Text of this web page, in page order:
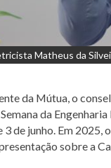
Matheus da
da Mútua, o
da
3 de junho. Em
sobre a